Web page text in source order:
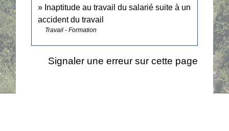
Inaptitude au travail du salarié suite à un
accident du travail
Travail - Formation
Signaler une erreur sur cette page